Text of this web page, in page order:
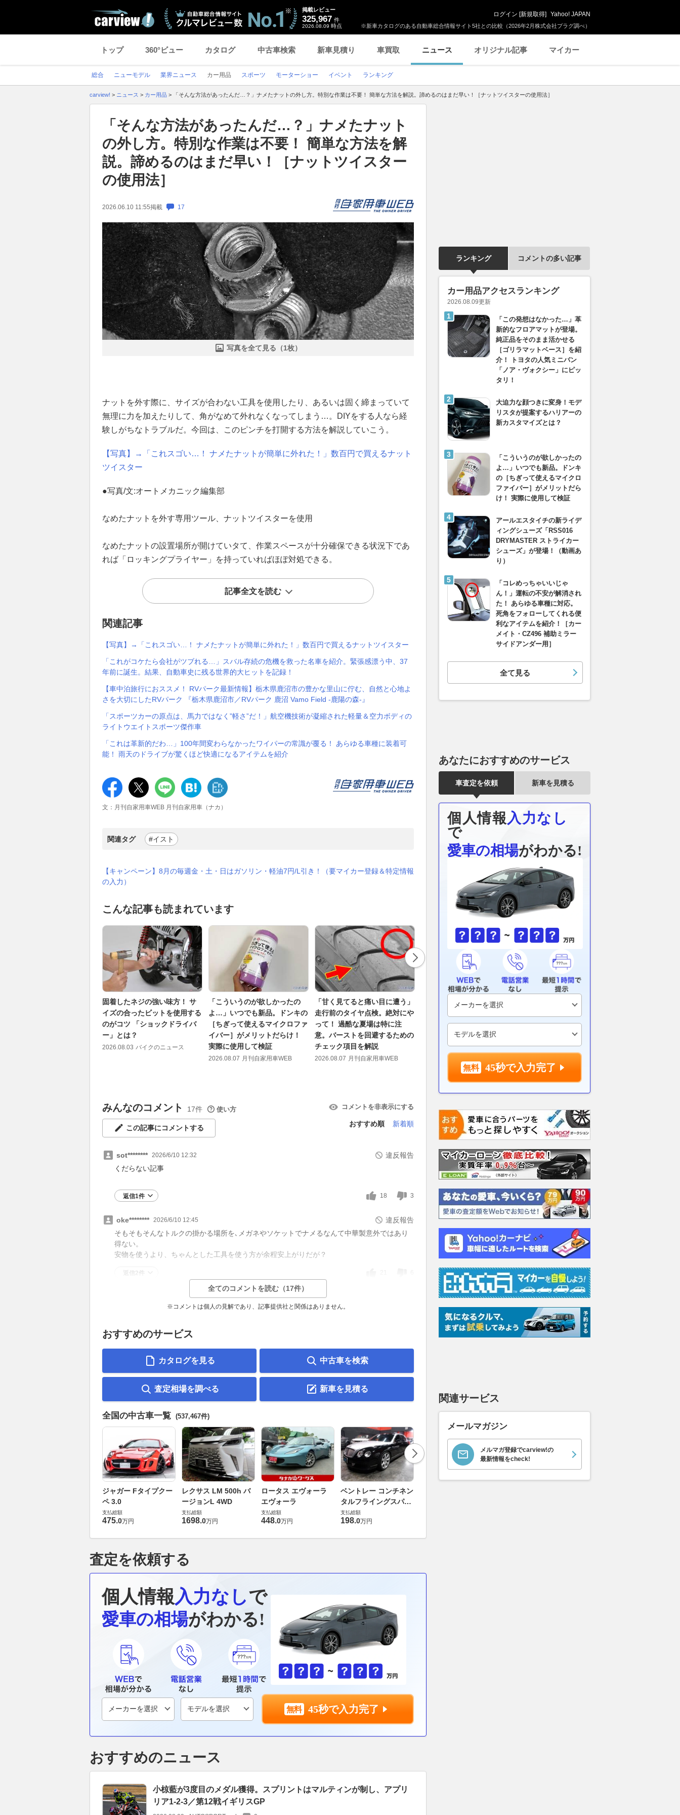
※新車カタログのある自動車総合情報サイト5社との比較（2026年2月株式会社プラグ調べ）
掲載レビュー
325,967 件
2026.08.09 時点
ログイン [新規取得] Yahoo! JAPAN
トップ 360°ビュー カタログ 中古車検索 新車見積り 車買取 ニュース オリジナル記事 マイカー
総合 ニューモデル 業界ニュース カー用品 スポーツ モーターショー イベント ランキング
carview! > ニュース > カー用品 > 「そんな方法があったんだ…？」ナメたナットの外し方。特別な作業は不要！ 簡単な方法を解説。諦めるのはまだ早い！［ナットツイスターの使用法］
「そんな方法があったんだ…？」ナメたナット
の外し方。特別な作業は不要！ 簡単な方法を解
説。諦めるのはまだ早い！［ナットツイスター
の使用法］
2026.06.10 11:55掲載 17
写真を全て見る（1枚）
ナットを外す際に、サイズが合わない工具を使用したり、あるいは固く締まっていて
無理に力を加えたりして、角がなめて外れなくなってしまう…。DIYをする人なら経
験しがちなトラブルだ。今回は、このピンチを打開する方法を解説していこう。
【写真】→「これスゴい…！ ナメたナットが簡単に外れた！」数百円で買えるナット
ツイスター
●写真/文:オートメカニック編集部
なめたナットを外す専用ツール、ナットツイスターを使用
なめたナットの設置場所が開けていタて、作業スペースが十分確保できる状況下であ
れば「ロッキングプライヤー」を持っていればほぽ対処できる。
記事全文を読む
関連記事
【写真】→「これスゴい…！ ナメたナットが簡単に外れた！」数百円で買えるナットツイスター
「これがコケたら会社がツブれる…」スバル存続の危機を救った名車を紹介。緊張感漂う中、37
年前に誕生。結果、自動車史に残る世界的大ヒットを記録！
【車中泊旅行におススメ！ RVパーク最新情報】栃木県鹿沼市の豊かな里山に佇む、自然と心地よ
さを大切にしたRVパーク 『栃木県鹿沼市／RVパーク 鹿沼 Vamo Field -鹿陽の森-』
「スポーツカーの原点は、馬力ではなく”軽さ”だ！」航空機技術が凝縮された軽量＆空力ボディの
ライトウエイトスポーツ傑作車
「これは革新的だわ…」100年間変わらなかったワイパーの常識が覆る！ あらゆる車種に装着可
能！ 雨天のドライブが驚くほど快適になるアイテムを紹介
文：月刊自家用車WEB 月刊自家用車（ナカ）
関連タグ #イスト
【キャンペーン】8月の毎週金・土・日はガソリン・軽油7円/L引き！（要マイカー登録＆特定情報
の入力）
こんな記事も読まれています
固着したネジの強い味方！ サ
イズの合ったビットを使用する
のがコツ 「ショックドライバ
ー」とは？
2026.08.03 バイクのニュース
「こういうのが欲しかったの
よ…」いつでも新品。ドンキの
［ちぎって使えるマイクロファ
イバー］がメリットだらけ！
実際に使用して検証
2026.08.07 月刊自家用車WEB
「甘く見てると痛い目に遭う」
走行前のタイヤ点検。絶対にや
って！ 過酷な夏場は特に注
意。バーストを回避するための
チェック項目を解説
2026.08.07 月刊自家用車WEB
ハイエースのヘッドライトが点
LED化・黄ばみ取りの費用を解
2026.08.05 グーネット
「コレめっちゃいいじゃん！」
らゆる車種に対応。死角をフォ
ローしてくれる便利なアイテム
を紹介！［カーメイト・CZ496
補助ミラー サイドアンダー
用］
2026.08.04 月刊自家用車WEB
みんなのコメント 17件 使い方 コメントを非表示にする
この記事にコメントする
おすすめ順 新着順
sot******** 2026/6/10 12:32
違反報告
くだらない記事
返信1件 18 3
oke******** 2026/6/10 12:45
違反報告
そもそもそんなトルクの掛かる場所を､メガネやソケットでナメるなんて中華製意外ではあり
得ない。
安物を使うより、ちゃんとした工具を使う方が余程安上がりだが？
返信2件
全てのコメントを読む（17件）
※コメントは個人の見解であり、記事提供社と関係はありません。
おすすめのサービス
カタログを見る 中古車を検索
査定相場を調べる 新車を見積る
全国の中古車一覧 (537,467件)
ジャガー Fタイプクー
ペ 3.0
支払総額
475.0万円
レクサス LM 500h バ
ージョンL 4WD
支払総額
1698.0万円
ロータス エヴォーラ
エヴォーラ
支払総額
448.0万円
ベントレー コンチネン
タルフライングスパー
6.0 4WD
支払総額
198.0万円
査定を依頼する
個人情報入力なしで
愛車の相場がわかる!
45秒で入力完了
おすすめのニュース
小椋藍が3度目のメダル獲得。スプリントはマルティンが制し、アプリ
リア1-2-3／第12戦イギリスGP
ランキング コメントの多い記事
カー用品アクセスランキング
2026.08.09更新
「この発想はなかった…」革
新的なフロアマットが登場。
純正品をそのまま活かせる
［ゴリラマットベース］を紹
介！ トヨタの人気ミニバン
「ノア・ヴォクシー」にピッ
タリ！
大迫力な顔つきに変身！モデ
リスタが提案するハリアーの
新カスタマイズとは？
「こういうのが欲しかったの
よ…」いつでも新品。ドンキ
の［ちぎって使えるマイクロ
ファイバー］がメリットだら
け！ 実際に使用して検証
アールエスタイチの新ライデ
ィングシューズ「RSS016
DRYMASTER ストライカー
シューズ」が登場！（動画あ
り）
「コレめっちゃいいじゃ
ん！」運転の不安が解消され
た！ あらゆる車種に対応。
死角をフォローしてくれる便
利なアイテムを紹介！［カー
メイト・CZ496 補助ミラー
サイドアンダー用］
全て見る
あなたにおすすめのサービス
車査定を依頼 新車を見積る
個人情報 入力なし
で
愛車の相場がわかる!
45秒で入力完了
関連サービス
メールマガジン
メルマガ登録でcarview!の
最新情報をcheck!